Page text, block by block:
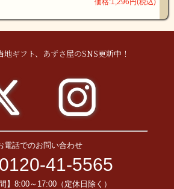
いちじくの美味しさを存分にたのしめます。
おいしい、いちじくのグラッセ。
ギフト、あずさ屋のSNS更新中！
電話でのお問い合わせ
0120-41-5565
】8:00～17:00（定休日除く）